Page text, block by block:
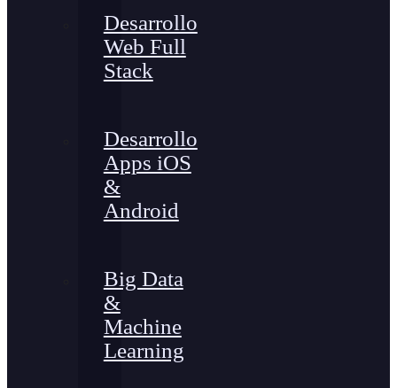
Desarrollo
Web Full
Stack
Desarrollo
Apps iOS
&
Android
Big Data
&
Machine
Learning